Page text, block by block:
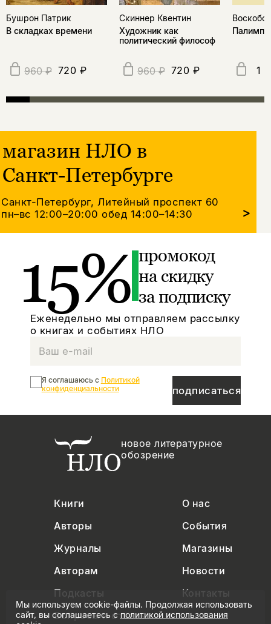
Бушрон Патрик
В складках времени
960 ₽ 720 ₽
Скиннер Квентин
Художник как
политический философ
960 ₽ 720 ₽ 1
магазин НЛО в
Санкт-Петербурге
Санкт-Петербург, Литейный проспект 60
пн–вс 12:00–20:00обед 14:00–14:30 >
15% промокод
на скидку
за подписку
Еженедельно мы отправляем рассылку
о книгах и событиях НЛО
подписаться
Я соглашаюсь с Политикой
конфиденциальности
новое литературное
обозрение
Книги
О нас
Авторы
События
Журналы
Магазины
Авторам
Новости
Подкасты
Контакты
Вопросы и ответы
Мы используем cookie-файлы. Продолжая использовать
сайт, вы соглашаетесь сполитикой использования